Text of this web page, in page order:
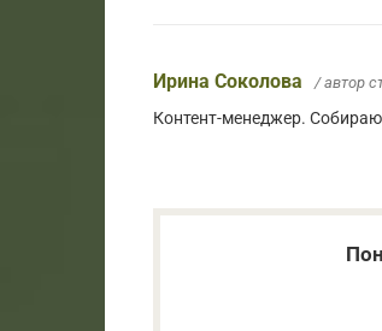
Ирина Соколова / автор
Контент-менеджер.